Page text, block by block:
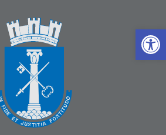
Vis